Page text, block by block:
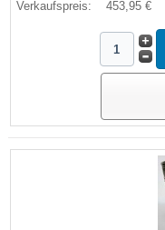
Verkaufspreis: 453,95 €